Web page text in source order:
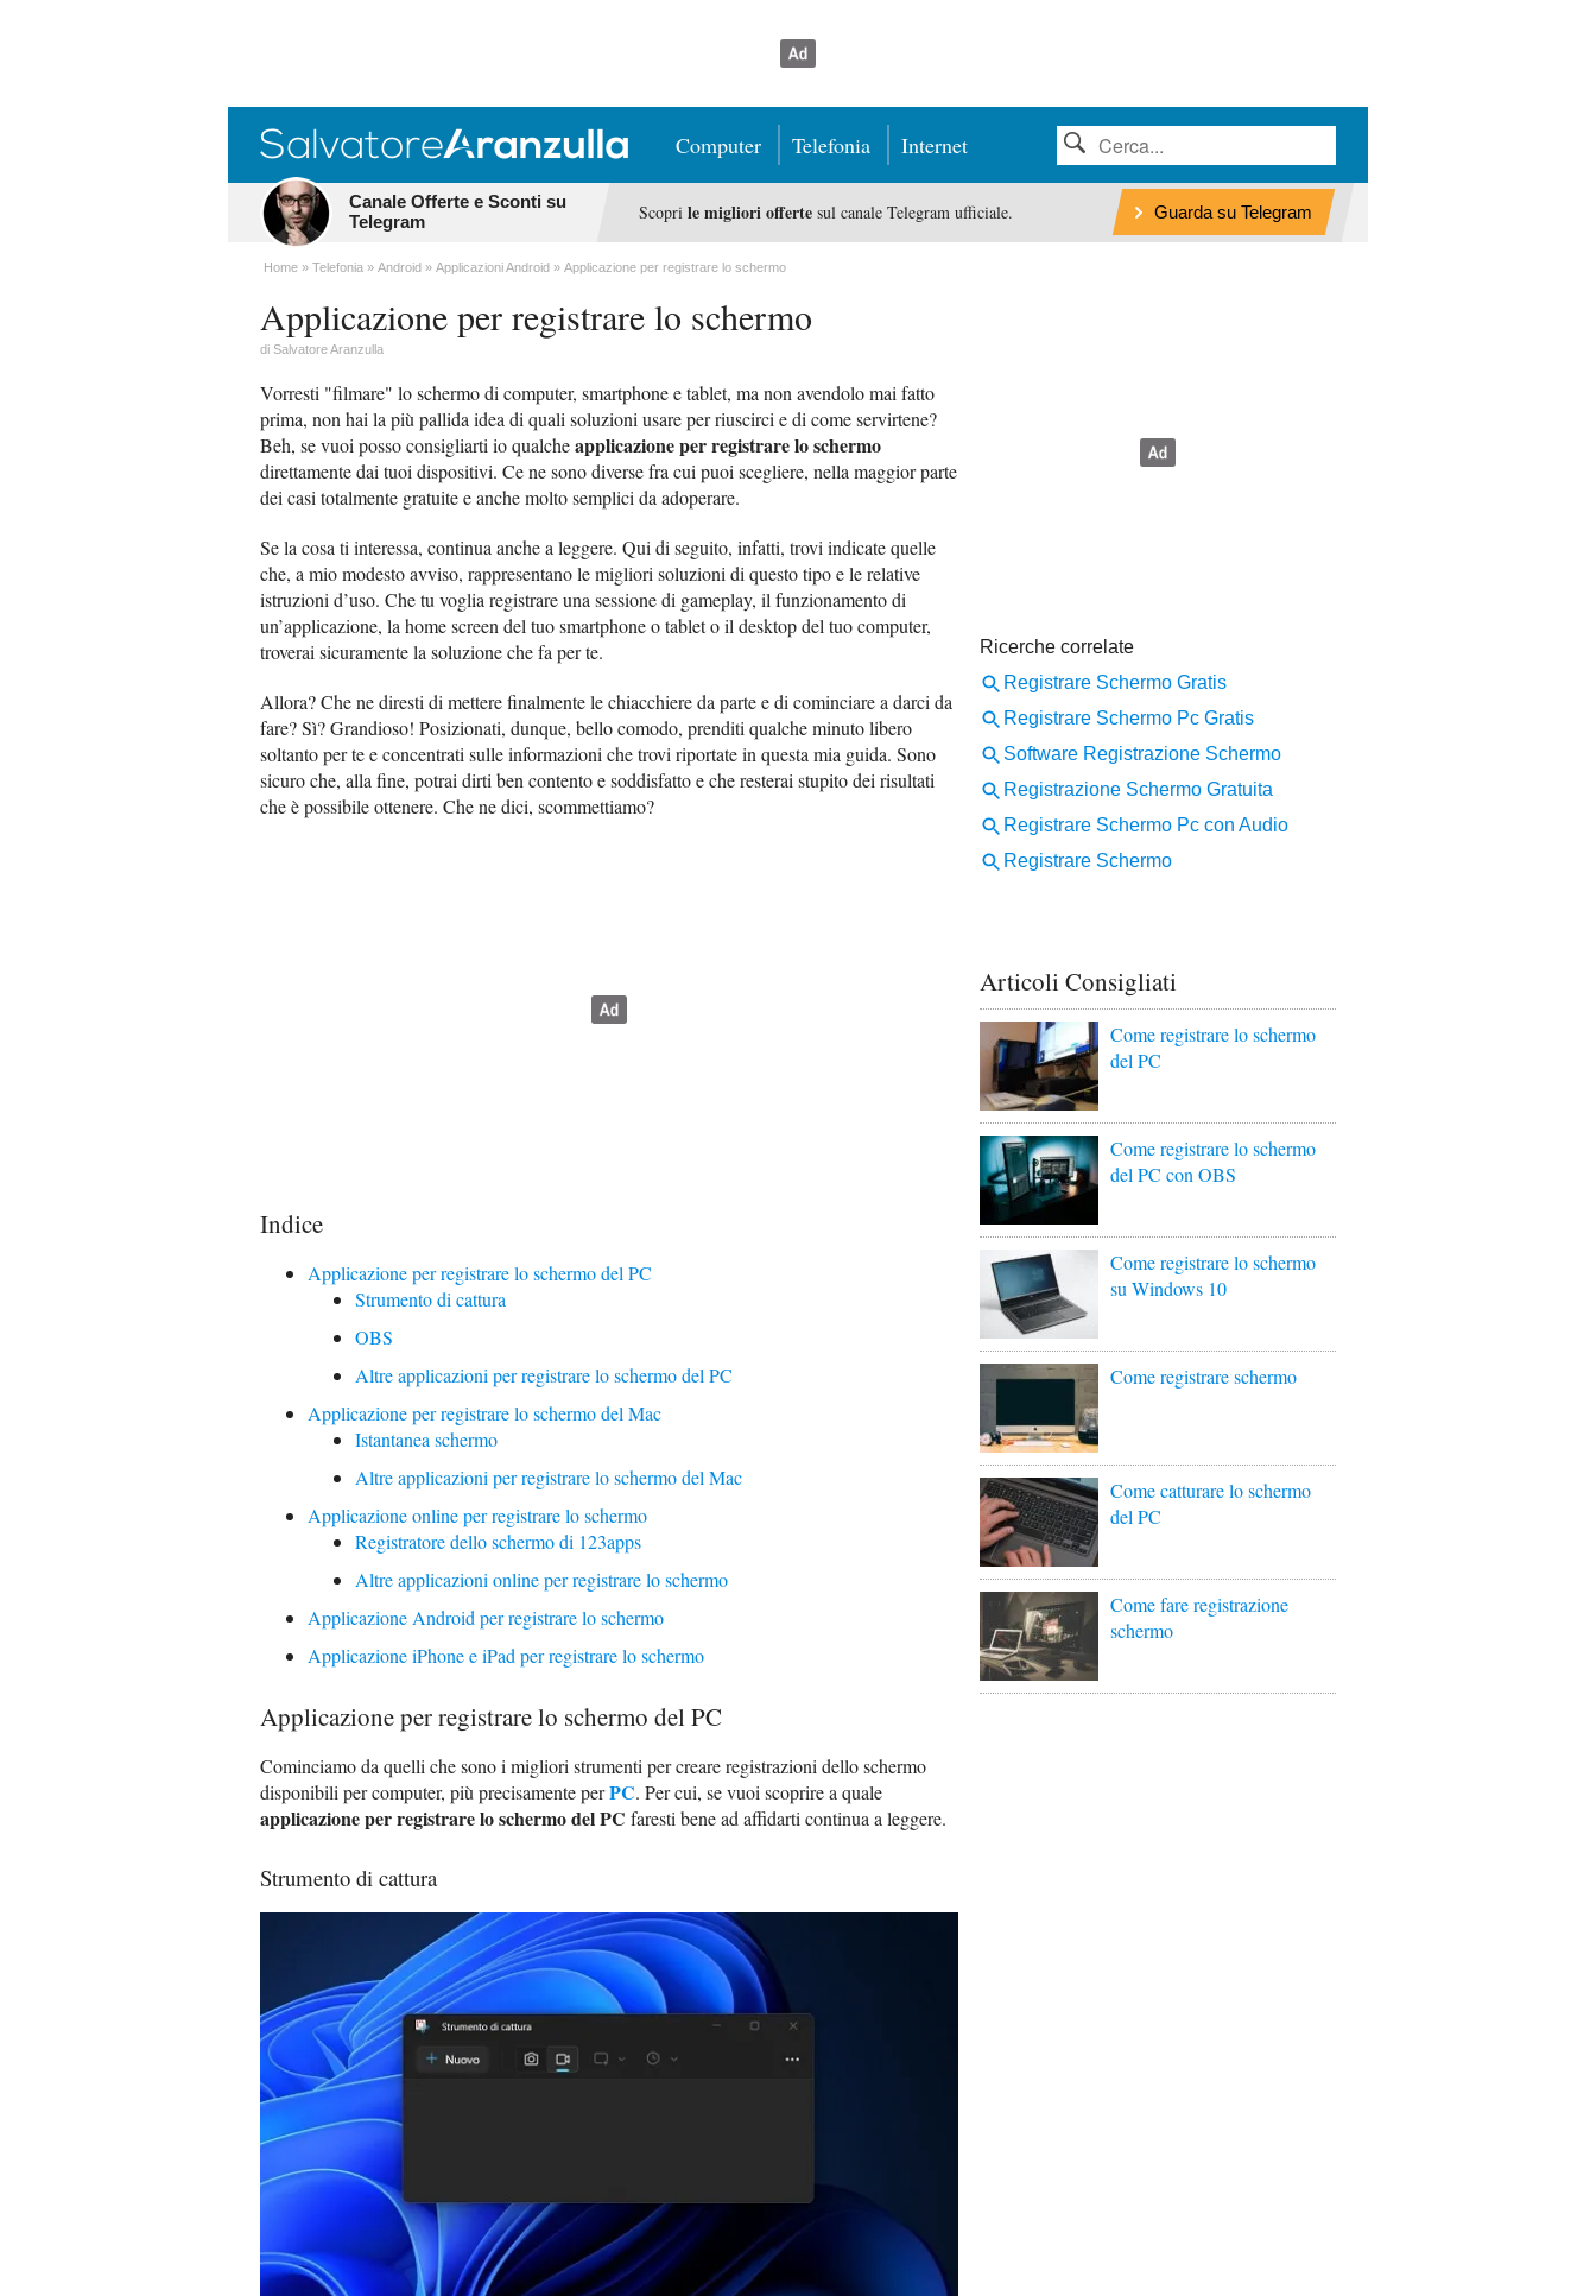
Computer Telefonia Internet
Canale Offerte e Sconti su
Telegram
Scopri le migliori offertesul canale Telegram ufficiale. Guarda su Telegram
Home Telefonia Android Applicazioni Android Applicazione per registrare lo schermo
Applicazione per registrare lo schermo
di Salvatore Aranzulla
Vorresti "filmare" lo schermo di computer, smartphone e tablet, ma non avendolo mai fatto
prima, non hai la più pallida idea di quali soluzioni usare per riuscirci e di come servirtene?
Beh, se vuoi posso consigliarti io qualcheapplicazione per registrare lo schermo
direttamente dai tuoi dispositivi. Ce ne sono diverse fra cui puoi scegliere, nella maggior parte
dei casi totalmente gratuite e anche molto semplici da adoperare.
Se la cosa ti interessa, continua anche a leggere. Qui di seguito, infatti, trovi indicate quelle
che, a mio modesto avviso, rappresentano le migliori soluzioni di questo tipo e le relative
istruzioni d’uso. Che tu voglia registrare una sessione di gameplay, il funzionamento di
un’applicazione, la home screen del tuo smartphone o tablet o il desktop del tuo computer,
troverai sicuramente la soluzione che fa per te.
Allora? Che ne diresti di mettere finalmente le chiacchiere da parte e di cominciare a darci da
fare? Sì? Grandioso! Posizionati, dunque, bello comodo, prenditi qualche minuto libero
soltanto per te e concentrati sulle informazioni che trovi riportate in questa mia guida. Sono
sicuro che, alla fine, potrai dirti ben contento e soddisfatto e che resterai stupito dei risultati
che è possibile ottenere. Che ne dici, scommettiamo?
Indice
Applicazione per registrare lo schermo del PC
Strumento di cattura
OBS
Altre applicazioni per registrare lo schermo del PC
Applicazione per registrare lo schermo del Mac
Istantanea schermo
Altre applicazioni per registrare lo schermo del Mac
Applicazione online per registrare lo schermo
Registratore dello schermo di 123apps
Altre applicazioni online per registrare lo schermo
Applicazione Android per registrare lo schermo
Applicazione iPhone e iPad per registrare lo schermo
Applicazione per registrare lo schermo del PC
Cominciamo da quelli che sono i migliori strumenti per creare registrazioni dello schermo
disponibili per computer, più precisamente perPC. Per cui, se vuoi scoprire a quale
applicazione per registrare lo schermo del PC faresti bene ad affidarti continua a leggere.
Strumento di cattura
Articoli Consigliati
Come registrare lo schermo
del PC
Come registrare lo schermo
del PC con OBS
Come registrare lo schermo
su Windows 10
Come registrare schermo
Come catturare lo schermo
del PC
Come fare registrazione
schermo